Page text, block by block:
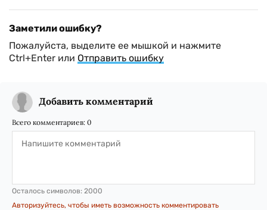
Заметили ошибку?
Пожалуйста, выделите ее мышкой и нажмите
Ctrl+Enter или Отправить ошибку
Добавить комментарий
Всего комментариев: 0
Осталось символов: 2000
Авторизуйтесь, чтобы иметь возможность комментировать